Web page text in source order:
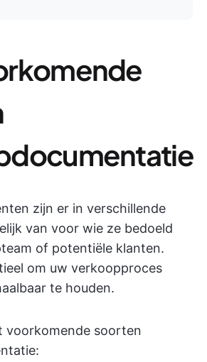
zijn er in verschillende
van voor wie ze bedoeld
of potentiële klanten.
om uw verkoopproces
te houden.
voorkomende soorten